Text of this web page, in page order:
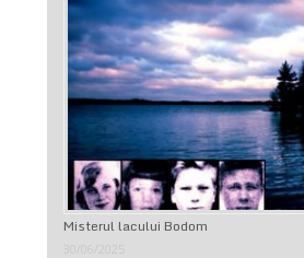
Misterul lacului Bodom